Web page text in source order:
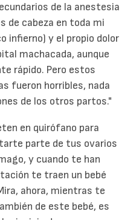
de la anestesia
de cabeza en toda mi
infierno) y el propio dolor
machacada, aunque
rápido. Pero estos
fueron horribles, nada
de los otros partos."
en quirófano para
parte de tus ovarios
y cuando te han
te traen un bebé
ahora, mientras te
de este bebé, es